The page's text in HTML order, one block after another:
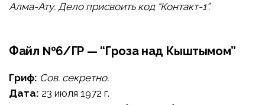
Алма-Ату. Дело присвоить код “Контакт-1”.
Файл №6/ГР — “Гроза над Кыштымом”
Гриф: Сов. секретно.
Дата: 23 июля 1972 г.